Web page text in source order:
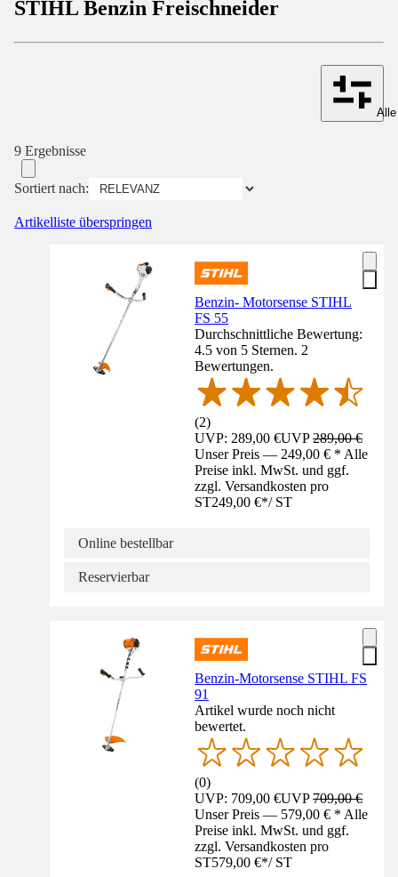
STIHL Benzin Freischneider
9 Ergebnisse
Sortiert nach:
Artikelliste überspringen
Benzin- Motorsense STIHL
FS 55
Durchschnittliche Bewertung:
4.5 von 5 Sternen. 2
Bewertungen.
(2)
UVP: 289,00 €UVP289,00 €
Unser Preis — 249,00 € * Alle
Preise inkl. MwSt. und ggf.
zzgl. Versandkosten pro
ST249,00 €*/ ST
Online bestellbar
Reservierbar
Benzin-Motorsense STIHL FS
91
Artikel wurde noch nicht
bewertet.
(0)
UVP: 709,00 €UVP709,00 €
Unser Preis — 579,00 € * Alle
Preise inkl. MwSt. und ggf.
zzgl. Versandkosten pro
ST579,00 €*/ ST